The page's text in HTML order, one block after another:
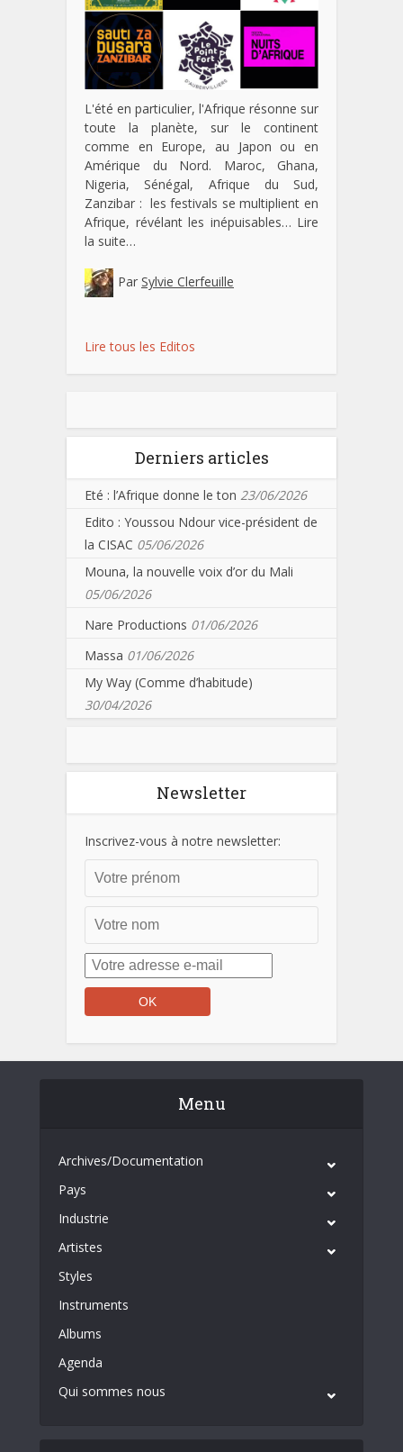
L'été en particulier, l'Afrique résonne sur
toute la planète, sur le continent
comme en Europe, au Japon ou en
Amérique du Nord. Maroc, Ghana,
Nigeria, Sénégal, Afrique du Sud,
Zanzibar : les festivals se multiplient en
Afrique, révélant les inépuisables… Lire
la suite…
Par Sylvie Clerfeuille
Lire tous les Editos
Derniers articles
Eté : l’Afrique donne le ton 23/06/2026
Edito : Youssou Ndour vice-président de
la CISAC 05/06/2026
Mouna, la nouvelle voix d’or du Mali
05/06/2026
Nare Productions 01/06/2026
Massa 01/06/2026
My Way (Comme d’habitude)
30/04/2026
Newsletter
Inscrivez-vous à notre newsletter:
Menu
Archives/Documentation
Pays
Industrie
Artistes
Styles
Instruments
Albums
Agenda
Qui sommes nous